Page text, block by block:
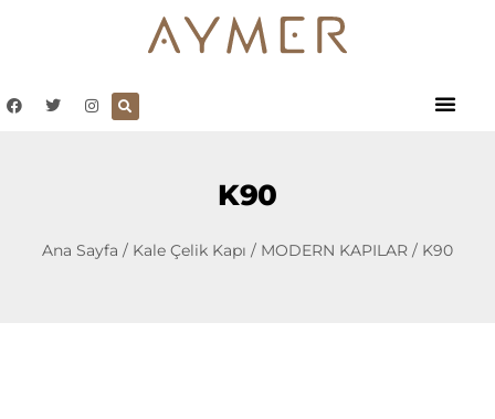
K90
Ana Sayfa / Kale Çelik Kapı / MODERN KAPILAR / K90